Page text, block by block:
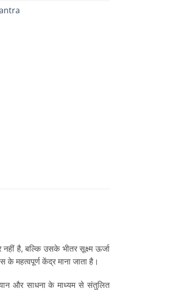
है, बल्कि उसके भीतर सूक्ष्म ऊर्जा
के महत्वपूर्ण केंद्र माना जाता है।
और साधना के माध्यम से संतुलित